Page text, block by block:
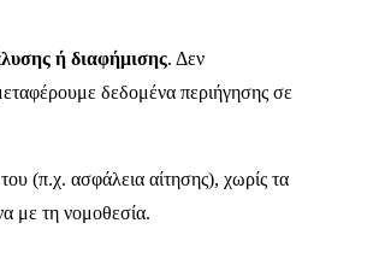
ή διαφήμισης. Δεν
δεδομένα περιήγησης σε
(π.χ. ασφάλεια αίτησης), χωρίς τα
με τη νομοθεσία.